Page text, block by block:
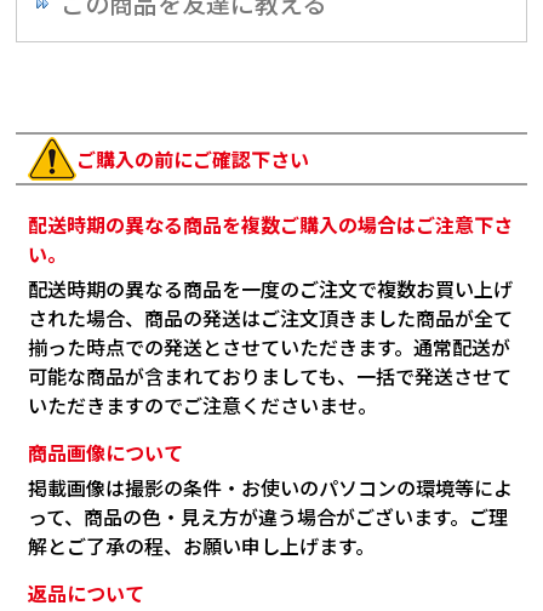
ご購入の前にご確認下さい
配送時期の異なる商品を複数ご購入の場合はご注意下さ
い。
配送時期の異なる商品を一度のご注文で複数お買い上げ
された場合、商品の発送はご注文頂きました商品が全て
揃った時点での発送とさせていただきます。通常配送が
可能な商品が含まれておりましても、一括で発送させて
いただきますのでご注意くださいませ。
商品画像について
掲載画像は撮影の条件・お使いのパソコンの環境等によ
って、商品の色・見え方が違う場合がございます。ご理
解とご了承の程、お願い申し上げます。
返品について